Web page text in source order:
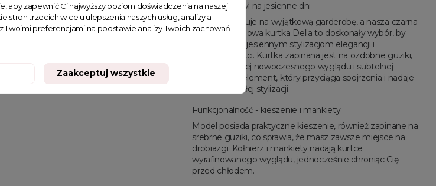
Elegancja i styl na jesienne dni
Jesień zasługuje na wyjątkową garderobę, a nasza czarna
krótka dzianinowa kurtka Della to doskonały wybór, by
nadać swoim jesiennym stylizacjom elegancji i
nowoczesności. Kurtka zapinana jest na ozdobne guziki,
które dodają jej nowoczesnego wyglądu i subtelnej
elegancji. To element, który przyciąga spojrzenia i nadaje
charakteru całej stylizacji.
Funkcjonalność - kieszenie i mankiety
Model posiada praktyczne kieszenie, również zapinane na
srebrne guziki, co sprawia, że masz zawsze miejsce na
drobiazgi. Kołnierz i mankiety nadają kurtce
wyrafinowanego wyglądu, jednocześnie chroniąc Cię
przed chłodem.
aby zapewnić Ci najwyższy poziom doświadczenia na naszej
trzecich w celu ulepszenia naszych usług, analizy a
Twoimi preferencjami na podstawie analizy Twoich zachowań
Zaakceptuj wszystkie